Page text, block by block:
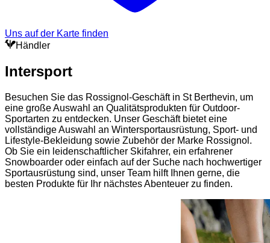
Uns auf der Karte finden
Händler
Intersport
Besuchen Sie das Rossignol-Geschäft in St Berthevin, um
eine große Auswahl an Qualitätsprodukten für Outdoor-
Sportarten zu entdecken. Unser Geschäft bietet eine
vollständige Auswahl an Wintersportausrüstung, Sport- und
Lifestyle-Bekleidung sowie Zubehör der Marke Rossignol.
Ob Sie ein leidenschaftlicher Skifahrer, ein erfahrener
Snowboarder oder einfach auf der Suche nach hochwertiger
Sportausrüstung sind, unser Team hilft Ihnen gerne, die
besten Produkte für Ihr nächstes Abenteuer zu finden.